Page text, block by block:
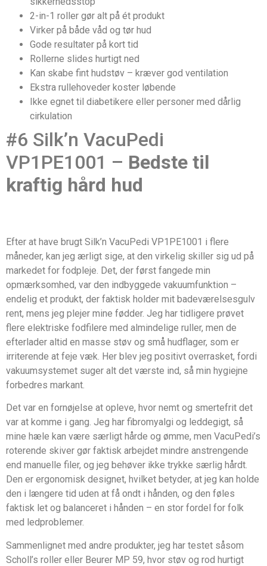
2-in-1 roller gør alt på ét produkt
Virker på både våd og tør hud
Gode resultater på kort tid
Rollerne slides hurtigt ned
Kan skabe fint hudstøv – kræver god ventilation
Ekstra rullehoveder koster løbende
Ikke egnet til diabetikere eller personer med dårlig
cirkulation
#6 Silk’n VacuPedi
VP1PE1001 – Bedste til
kraftig hård hud
Efter at have brugt Silk’n VacuPedi VP1PE1001 i flere
måneder, kan jeg ærligt sige, at den virkelig skiller sig ud på
markedet for fodpleje. Det, der først fangede min
opmærksomhed, var den indbyggede vakuumfunktion –
endelig et produkt, der faktisk holder mit badeværelsesgulv
rent, mens jeg plejer mine fødder. Jeg har tidligere prøvet
flere elektriske fodfilere med almindelige ruller, men de
efterlader altid en masse støv og små hudflager, som er
irriterende at feje væk. Her blev jeg positivt overrasket, fordi
vakuumsystemet suger alt det værste ind, så min hygiejne
forbedres markant.
Det var en fornøjelse at opleve, hvor nemt og smertefrit det
var at komme i gang. Jeg har fibromyalgi og leddegigt, så
mine hæle kan være særligt hårde og ømme, men VacuPedi’s
roterende skiver gør faktisk arbejdet mindre anstrengende
end manuelle filer, og jeg behøver ikke trykke særlig hårdt.
Den er ergonomisk designet, hvilket betyder, at jeg kan holde
den i længere tid uden at få ondt i hånden, og den føles
faktisk let og balanceret i hånden – en stor fordel for folk
med ledproblemer.
Sammenlignet med andre produkter, jeg har testet såsom
Scholl’s roller eller Beurer MP 59, hvor støv og rod hurtigt